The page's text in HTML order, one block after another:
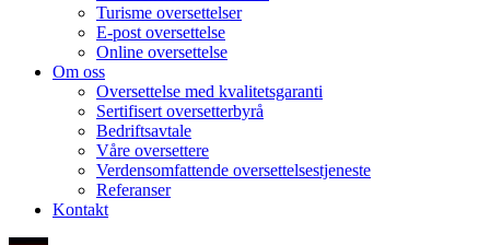
Turisme oversettelser
E-post oversettelse
Online oversettelse
Om oss
Oversettelse med kvalitetsgaranti
Sertifisert oversetterbyrå
Bedriftsavtale
Våre oversettere
Verdensomfattende oversettelsestjeneste
Referanser
Kontakt